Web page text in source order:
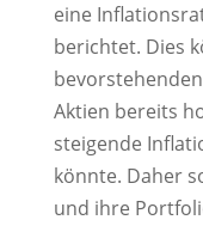
eine
berichtet. Dies
Aktien bereits
steigende
könnte. Daher
und ihre